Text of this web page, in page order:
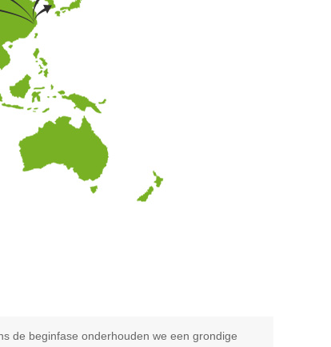
de beginfase onderhouden we een grondige